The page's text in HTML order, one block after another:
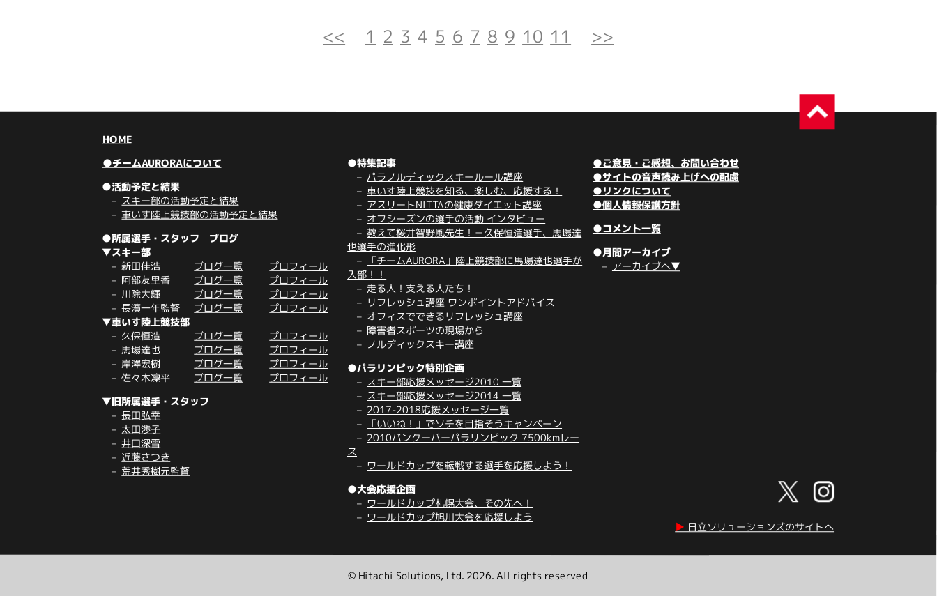
<< 1 2 3 4 5 6 7 8 9 10 11 >>
HOME
●チームAURORAについて
●活動予定と結果
スキー部の活動予定と結果
車いす陸上競技部の活動予定と結果
●所属選手・スタッフ ブログ
▼スキー部
新田佳浩 ブログ一覧 プロフィール
阿部友里香 ブログ一覧 プロフィール
川除大輝 ブログ一覧 プロフィール
長濱一年監督 ブログ一覧 プロフィール
▼車いす陸上競技部
久保恒造 ブログ一覧 プロフィール
馬場達也 ブログ一覧 プロフィール
岸澤宏樹 ブログ一覧 プロフィール
佐々木凜平 ブログ一覧 プロフィール
▼旧所属選手・スタッフ
長田弘幸
太田渉子
井口深雪
近藤さつき
荒井秀樹元監督
●特集記事
パラノルディックスキールール講座
車いす陸上競技を知る、楽しむ、応援する！
アスリートNITTAの健康ダイエット講座
オフシーズンの選手の活動 インタビュー
教えて桜井智野風先生！－久保恒造選手、馬場達
也選手の進化形
「チームAURORA」陸上競技部に馬場達也選手が
入部！！
走る人！支える人たち！
リフレッシュ講座 ワンポイントアドバイス
オフィスでできるリフレッシュ講座
障害者スポーツの現場から
ノルディックスキー講座
●パラリンピック特別企画
スキー部応援メッセージ2010 一覧
スキー部応援メッセージ2014 一覧
2017-2018応援メッセージ一覧
「いいね！」でソチを目指そうキャンペーン
2010バンクーバーパラリンピック 7500kmレー
ス
ワールドカップを転戦する選手を応援しよう！
●大会応援企画
ワールドカップ札幌大会、その先へ！
ワールドカップ旭川大会を応援しよう
●ご意見・ご感想、お問い合わせ
●サイトの音声読み上げへの配慮
●リンクについて
●個人情報保護方針
●コメント一覧
●月間アーカイブ
アーカイブへ▼
▶︎ 日立ソリューションズのサイトへ
© Hitachi Solutions, Ltd. 2026. All rights reserved